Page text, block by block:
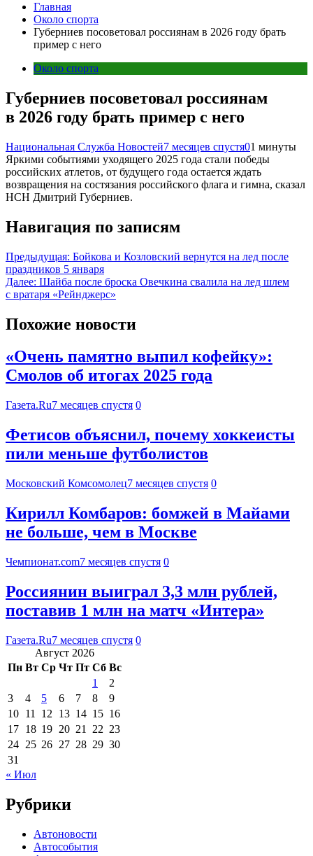
Главная
Около спорта
Губерниев посоветовал россиянам в 2026 году брать
пример с него
Около спорта
Губерниев посоветовал россиянам
в 2026 году брать пример с него
Национальная Служба Новостей7 месяцев спустя01 минуты
Яркими событиями уходящего 2025 года стали победы
российских атлетов, от будущего года остается ждать
возвращения на состязания российского флага и гимна, сказал
НСН Дмитрий Губерниев.
Навигация по записям
Предыдущая: Бойкова и Козловский вернутся на лед после
праздников 5 января
Далее: Шайба после броска Овечкина свалила на лед шлем
с вратаря «Рейнджерс»
Похожие новости
«Очень памятно выпил кофейку»:
Смолов об итогах 2025 года
Газета.Ru7 месяцев спустя 0
Фетисов объяснил, почему хоккеисты
пили меньше футболистов
Московский Комсомолец7 месяцев спустя 0
Кирилл Комбаров: бомжей в Майами
не больше, чем в Москве
Чемпионат.com7 месяцев спустя 0
Россиянин выиграл 3,3 млн рублей,
поставив 1 млн на матч «Интера»
Газета.Ru7 месяцев спустя 0
Август 2026
Пн Вт Ср Чт Пт Сб Вс
1
2
3
4 5 6 7 8
9
10 11 12 13 14 15 16
17 18 19 20 21 22 23
24 25 26 27 28 29 30
31
« Июл
Рубрики
Автоновости
Автособытия